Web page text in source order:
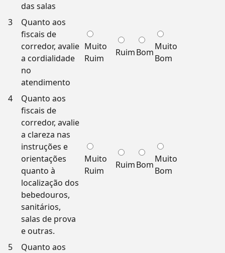
das salas
3
Quanto aos
fiscais de
corredor, avalie
a cordialidade
no
atendimento
Muito
Ruim
RuimBom
Muito
Bom
4
Quanto aos
fiscais de
corredor, avalie
a clareza nas
instruções e
orientações
quanto à
localização dos
bebedouros,
sanitários,
salas de prova
e outras.
Muito
Ruim
RuimBom
Muito
Bom
5
Quanto aos